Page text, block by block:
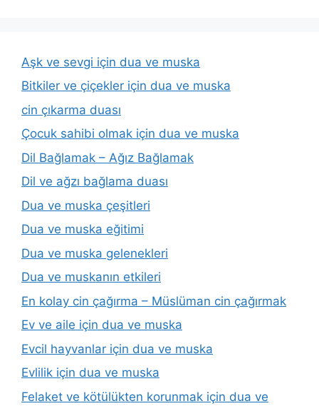
Aşk ve sevgi için dua ve muska
Bitkiler ve çiçekler için dua ve muska
cin çıkarma duası
Çocuk sahibi olmak için dua ve muska
Dil Bağlamak – Ağız Bağlamak
Dil ve ağzı bağlama duası
Dua ve muska çeşitleri
Dua ve muska eğitimi
Dua ve muska gelenekleri
Dua ve muskanın etkileri
En kolay cin çağırma – Müslüman cin çağırmak
Ev ve aile için dua ve muska
Evcil hayvanlar için dua ve muska
Evlilik için dua ve muska
Felaket ve kötülükten korunmak için dua ve